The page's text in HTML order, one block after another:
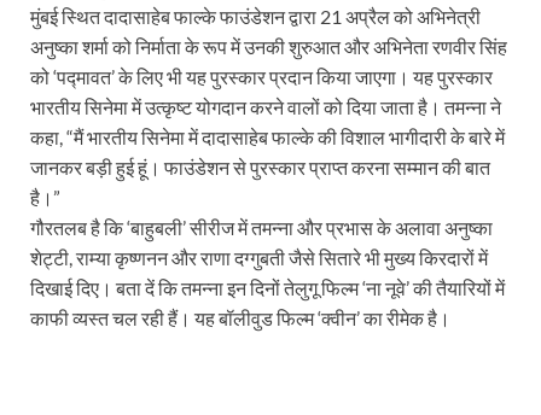
मुंबई स्थित दादासाहेब फाल्के फाउंडेशन द्वारा 21 अप्रैल को अभिनेत्री
अनुष्का शर्मा को निर्माता के रूप में उनकी शुरुआत और अभिनेता रणवीर सिंह
को ‘पद्मावत’ के लिए भी यह पुरस्कार प्रदान किया जाएगा। यह पुरस्कार
भारतीय सिनेमा में उत्कृष्ट योगदान करने वालों को दिया जाता है। तमन्ना ने
कहा, “मैं भारतीय सिनेमा में दादासाहेब फाल्के की विशाल भागीदारी के बारे में
जानकर बड़ी हुई हूं। फाउंडेशन से पुरस्कार प्राप्त करना सम्मान की बात
है।”
गौरतलब है कि ‘बाहुबली’ सीरीज में तमन्ना और प्रभास के अलावा अनुष्का
शेट्टी, राम्या कृष्णनन और राणा दग्गुबती जैसे सितारे भी मुख्य किरदारों में
दिखाई दिए। बता दें कि तमन्ना इन दिनों तेलुगू फिल्म ‘ना नूवे’ की तैयारियों में
काफी व्यस्त चल रही हैं। यह बॉलीवुड फिल्म ‘क्वीन’ का रीमेक है।